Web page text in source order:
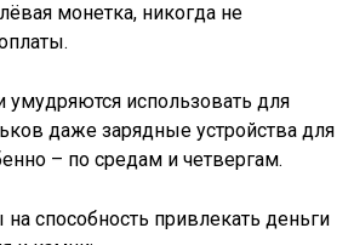
монетка, никогда не
использовать для
даже зарядные устройства для
– по средам и четвергам.
способность привлекать деньги